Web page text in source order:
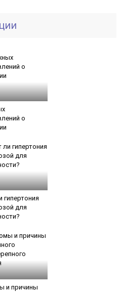
о
для
и причины